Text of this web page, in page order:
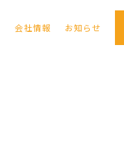
会社情報 お知らせ